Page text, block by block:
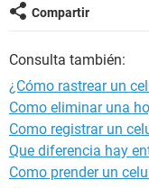
Compartir
Consulta también:
¿Cómo rastrear un
Como eliminar una
Como registrar un
Que diferencia hay
Como prender un